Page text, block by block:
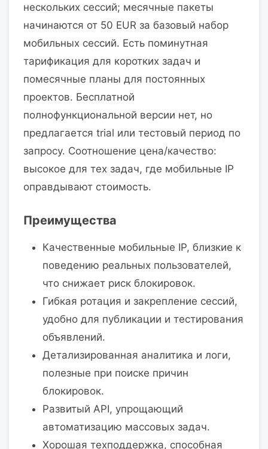
нескольких сессий; месячные пакеты
начинаются от 50 EUR за базовый набор
мобильных сессий. Есть поминутная
тарификация для коротких задач и
помесячные планы для постоянных
проектов. Бесплатной
полнофункциональной версии нет, но
предлагается trial или тестовый период по
запросу. Соотношение цена/качество:
высокое для тех задач, где мобильные IP
оправдывают стоимость.
Преимущества
Качественные мобильные IP, близкие к
поведению реальных пользователей,
что снижает риск блокировок.
Гибкая ротация и закрепление сессий,
удобно для публикации и тестирования
объявлений.
Детализированная аналитика и логи,
полезные при поиске причин
блокировок.
Развитый API, упрощающий
автоматизацию массовых задач.
Хорошая техподдержка, способная